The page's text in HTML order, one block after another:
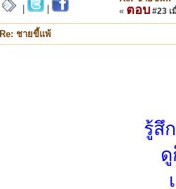
« ตอบ #23 เ
Re: ชายขี้แพ้
รู้สึ